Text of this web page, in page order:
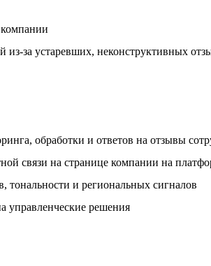
из-за устаревших, неконструктивных
обработки и ответов на отзывы
связи на странице компании на
тональности и региональных сигналов
управленческие решения